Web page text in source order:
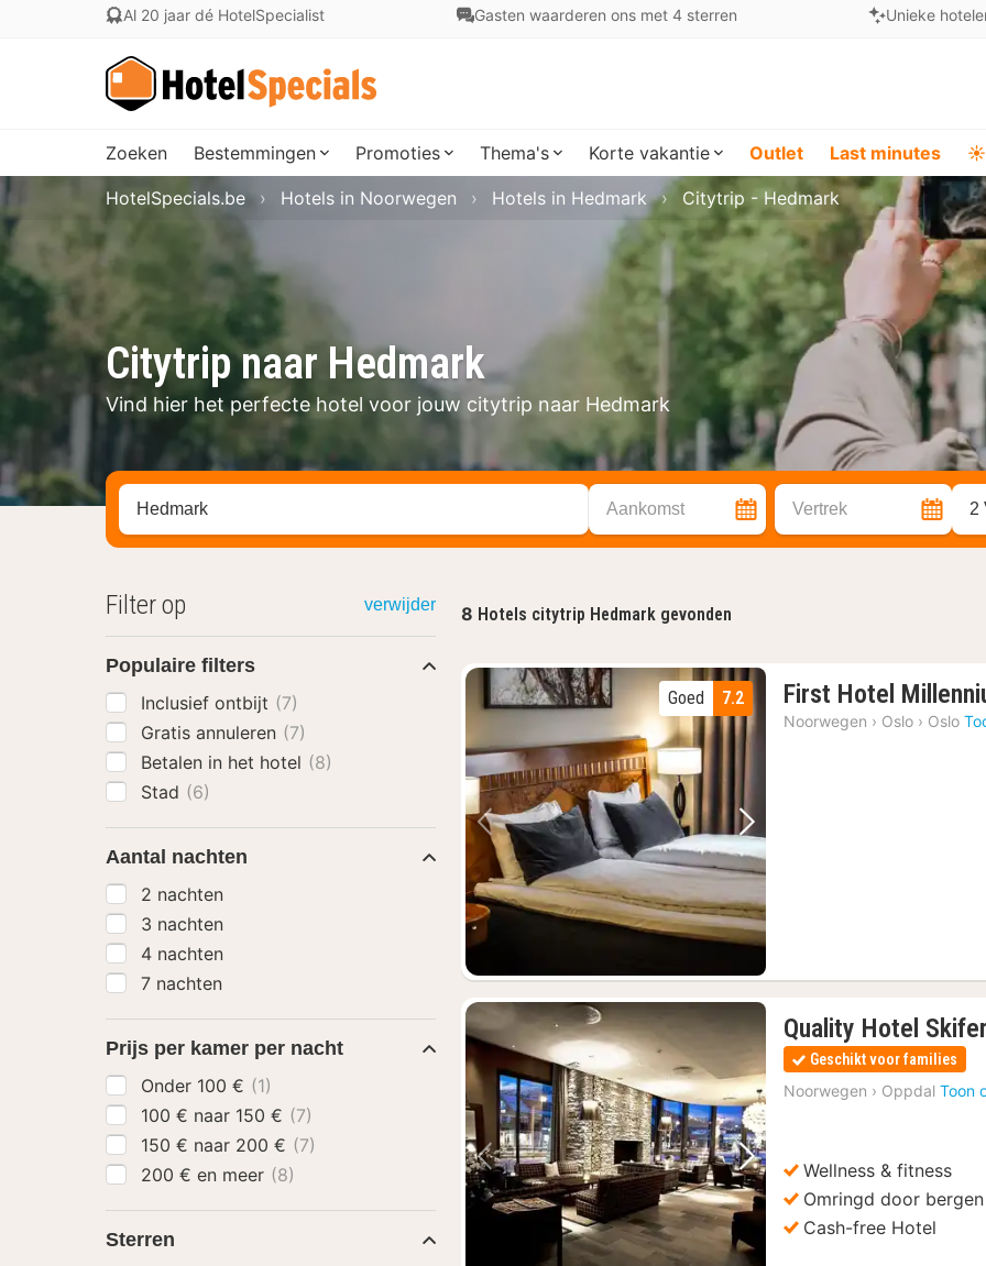
Al 20 jaar dé HotelSpecialist Gasten waarderen ons met 4 sterren Unieke
Zoeken Bestemmingen Promoties Thema's Korte vakantie Outlet Last minutes ☀️
Citytrip naar Hedmark
Vind hier het perfecte hotel voor jouw citytrip naar Hedmark
HotelSpecials.be Hotels in Noorwegen Hotels in Hedmark Citytrip - Hedmark
Zoek op hotel, regio of stad Aankomst Vertrek 2
8 Hotels citytrip Hedmark gevonden
Vorige foto Volgende foto
7.2
Goed First Hotel
Noorwegen › Oslo › Oslo
Vorige foto Volgende foto
Quality Hotel Skifer
Geschikt voor families
Noorwegen › Oppdal Toon
Wellness & fitness
Omringd door bergen
Cash-free Hotel
Filter op verwijder
Populaire filters
Inclusief ontbijt (7)
Gratis annuleren (7)
Betalen in het hotel (8)
Stad (6)
Aantal nachten
2 nachten
3 nachten
4 nachten
7 nachten
Prijs per kamer per nacht
Onder 100 € (1)
100 € naar 150 € (7)
150 € naar 200 € (7)
200 € en meer (8)
Sterren